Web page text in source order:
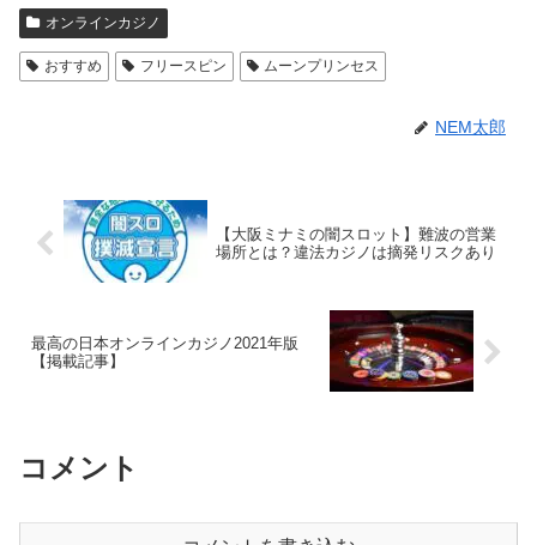
オンラインカジノ
おすすめ フリースピン ムーンプリンセス
NEM太郎
【大阪ミナミの闇スロット】難波の営業
場所とは？違法カジノは摘発リスクあり
最高の日本オンラインカジノ2021年版
【掲載記事】
コメント